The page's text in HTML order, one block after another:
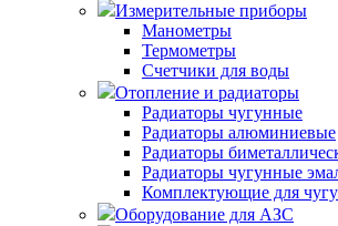
Измерительные приборы
Манометры
Термометры
Счетчики для воды
Отопление и радиаторы
Радиаторы чугунные
Радиаторы алюминиевые
Радиаторы
Радиаторы чугунные
Комплектующие для
Оборудование для АЗС